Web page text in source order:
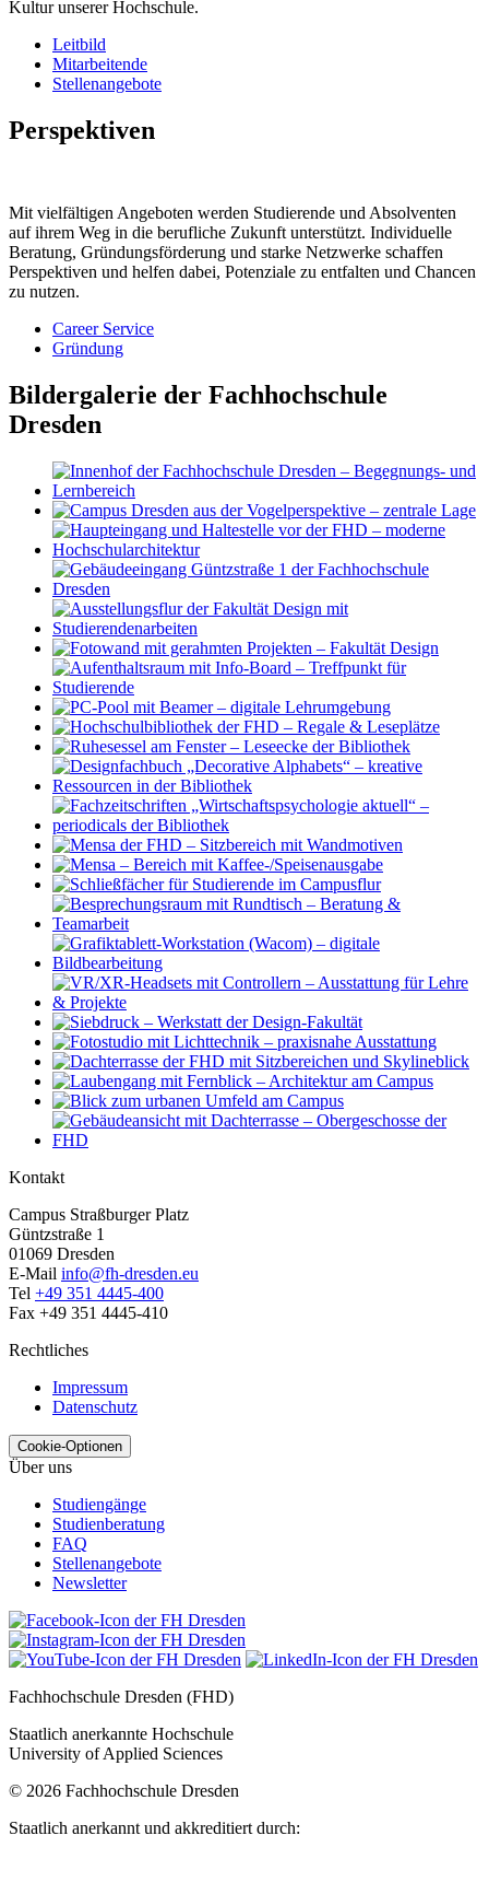
Kultur unserer Hochschule.
Leitbild
Mitarbeitende
Stellenangebote
Perspektiven
Mit vielfältigen Angeboten werden Studierende und Absolventen
auf ihrem Weg in die berufliche Zukunft unterstützt. Individuelle
Beratung, Gründungsförderung und starke Netzwerke schaffen
Perspektiven und helfen dabei, Potenziale zu entfalten und Chancen
zu nutzen.
Career Service
Gründung
Bildergalerie der Fachhochschule
Dresden
Kontakt
Campus Straßburger Platz
Güntzstraße 1
01069 Dresden
E-Mail info@fh-dresden.eu
Tel +49 351 4445-400
Fax +49 351 4445-410
Rechtliches
Impressum
Datenschutz
Cookie-Optionen
Über uns
Studiengänge
Studienberatung
FAQ
Stellenangebote
Newsletter
Fachhochschule Dresden (FHD)
Staatlich anerkannte Hochschule
University of Applied Sciences
© 2026 Fachhochschule Dresden
Staatlich anerkannt und akkreditiert durch: